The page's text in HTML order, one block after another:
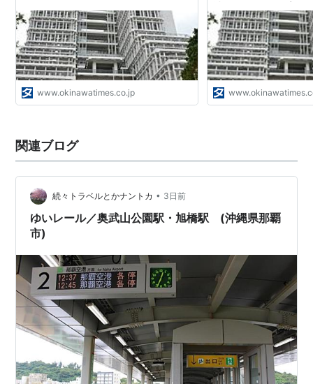
www.okinawatimes.co.jp
関連ブログ
続々トラベルとかナントカ • 3日前
ゆいレール／奥武山公園駅・旭橋駅 (沖縄県那覇
市)